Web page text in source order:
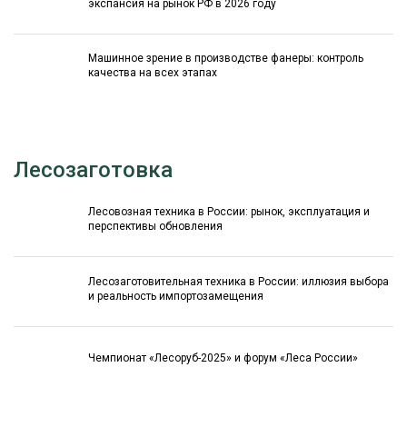
экспансия на рынок РФ в 2026 году
Машинное зрение в производстве фанеры: контроль
качества на всех этапах
Лесозаготовка
Лесовозная техника в России: рынок, эксплуатация и
перспективы обновления
Лесозаготовительная техника в России: иллюзия выбора
и реальность импортозамещения
Чемпионат «Лесоруб-2025» и форум «Леса России»